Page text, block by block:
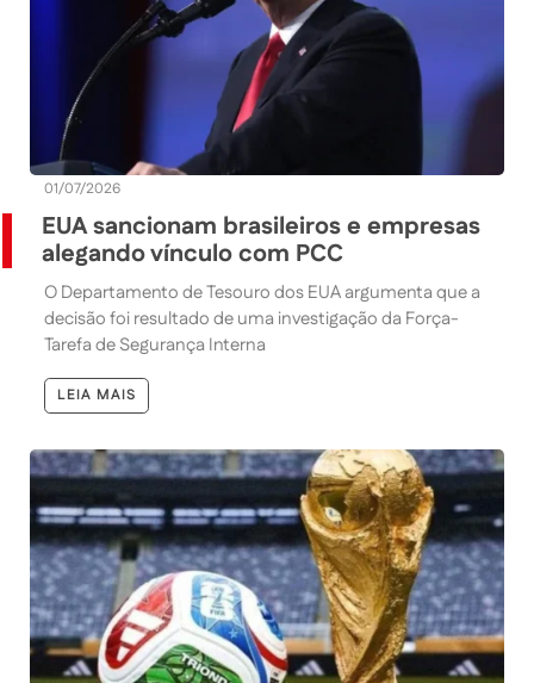
01/07/2026
EUA sancionam brasileiros e empresas
alegando vínculo com PCC
O Departamento de Tesouro dos EUA argumenta que a
decisão foi resultado de uma investigação da Força-
Tarefa de Segurança Interna
LEIA MAIS